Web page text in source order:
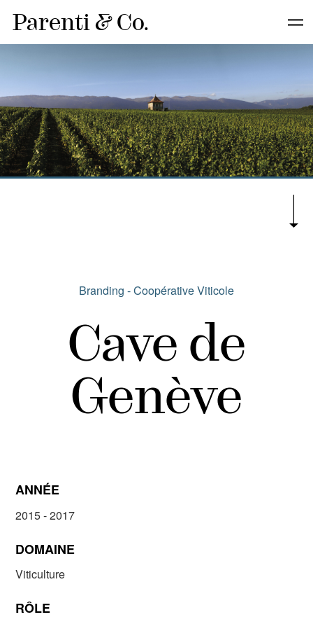
Parenti&Co.
Branding - Coopérative Viticole
Cave de
Genève
ANNÉE
2015 - 2017
DOMAINE
Viticulture
RÔLE